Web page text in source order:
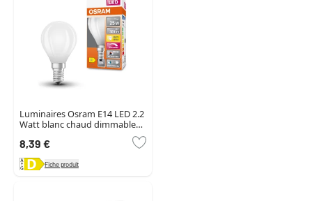
Luminaires Osram E14 LED 2.2
Watt blanc chaud dimmable
8,39 €
Fiche produit